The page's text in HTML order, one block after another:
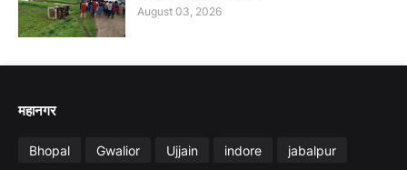
August 03, 2026
महानगर
Bhopal Gwalior Ujjain indore jabalpur